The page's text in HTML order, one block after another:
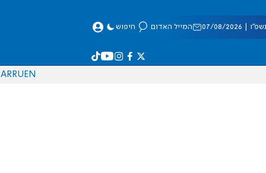
08/2026 המייל האדום חיפוש
EN
RU
AR